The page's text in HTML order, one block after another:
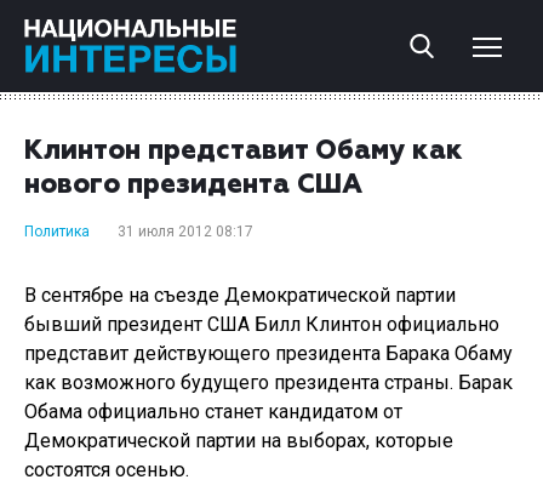
Клинтон представит Обаму как
нового президента США
Политика 31 июля 2012 08:17
В сентябре на съезде Демократической партии
бывший президент США Билл Клинтон официально
представит действующего президента Барака Обаму
как возможного будущего президента страны. Барак
Обама официально станет кандидатом от
Демократической партии на выборах, которые
состоятся осенью.